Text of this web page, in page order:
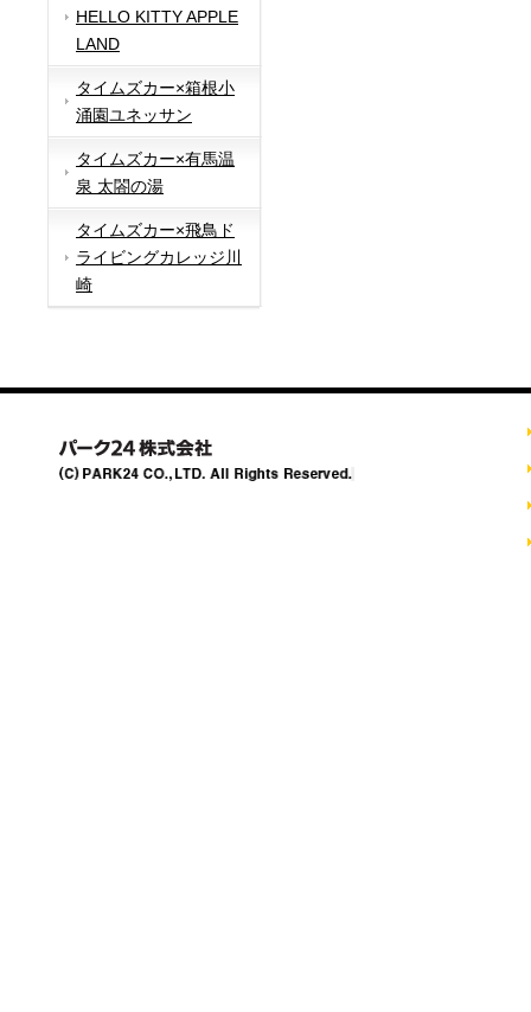
HELLO KITTY APPLE
LAND
タイムズカー×箱根小
涌園ユネッサン
タイムズカー×有馬温
泉 太閤の湯
タイムズカー×飛鳥ド
ライビングカレッジ川
崎